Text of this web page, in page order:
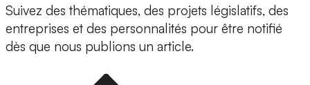
Suivez des thématiques, des projets législatifs, des
entreprises et des personnalités pour être notifié
dès que nous publions un article.